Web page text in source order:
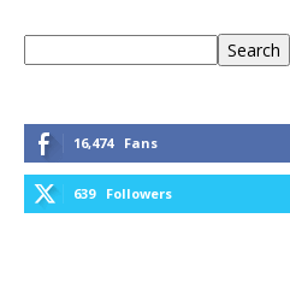
Search
16,474 Fans
639 Followers